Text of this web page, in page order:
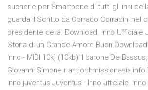
suonerie per Smartpone di tutti gli inni
guarda il Scritto da Corrado Corradini nel
presidente della. Download. Inno Ufficiale
Storia di un Grande Amore Buon
Inno - MIDI 10k) (10kb) Il barone De
Giovanni Simone r antiochmissionasia.info
inno juventus Juventus - Inno ufficiale.